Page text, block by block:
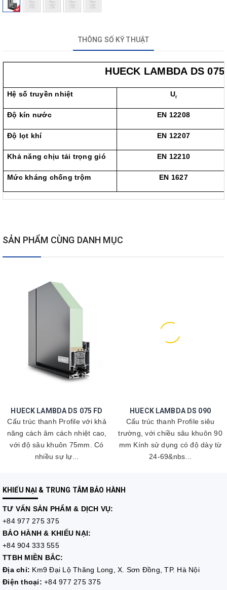
THÔNG SỐ KỸ THUẬT
HUECK LAMBDA DS 075
Hệ số truyền nhiệt Uf
Độ kín nước EN 12208
Độ lọt khí EN 12207
Khả năng chịu tải trọng gió EN 12210
Mức kháng chống trộm EN 1627
SẢN PHẨM CÙNG DANH MỤC
HUECK LAMBDA DS 075 FD
Cấu trúc thanh Profile với khả
năng cách âm cách nhiệt cao,
với độ sâu khuôn 75mm. Có
nhiều sự lự...
HUECK LAMBDA DS 090
Cấu trúc thanh Profile siêu
trường, với chiều sâu khuôn 90
mm Kính sử dụng có độ dày từ
24-69&nbs...
KHIẾU NẠI & TRUNG TÂM BẢO HÀNH
TƯ VẤN SẢN PHẨM & DỊCH VỤ:
+84 977 275 375
BẢO HÀNH & KHIẾU NẠI:
+84 904 333 555
TTBH MIỀN BẮC:
Địa chỉ: Km9 Đại Lộ Thăng Long, X. Sơn Đồng, TP. Hà Nội
Điện thoại: +84 977 275 375